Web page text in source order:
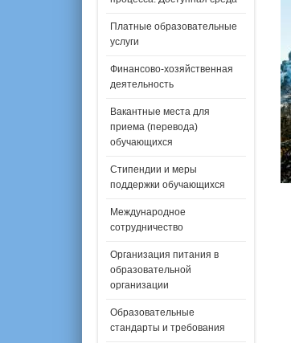
Платные образовательные
услуги
Финансово-хозяйственная
деятельность
Вакантные места для
приема (перевода)
обучающихся
Стипендии и меры
поддержки обучающихся
Международное
сотрудничество
Организация питания в
образовательной
организации
Образовательные
стандарты и требования